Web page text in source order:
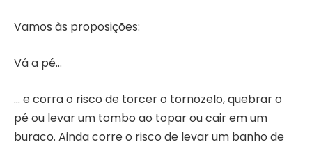
Vamos às proposições:
Vá a pé…
… e corra o risco de torcer o tornozelo, quebrar o
pé ou levar um tombo ao topar ou cair em um
buraco. Ainda corre o risco de levar um banho de